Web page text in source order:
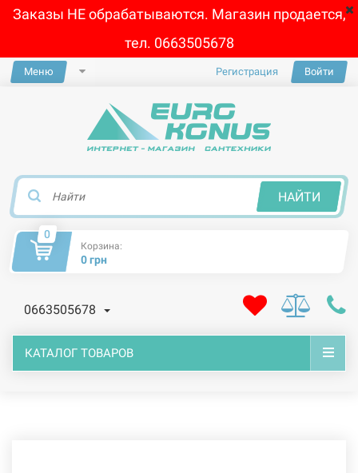
Заказы НЕ обрабатываются. Магазин продается,
тел. 0663505678
Меню Регистрация Войти
НАЙТИ
0
Корзина:
0 грн
0663505678
КАТАЛОГ ТОВАРОВ